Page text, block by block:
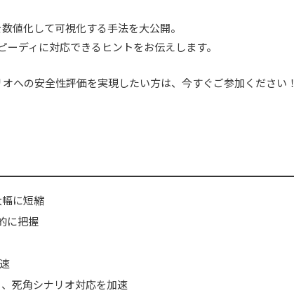
値化して可視化する手法を大公開。
ディに対応できるヒントをお伝えします。
への安全性評価を実現したい方は、今すぐご参加ください！
に短縮
に把握
死角シナリオ対応を加速